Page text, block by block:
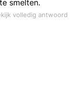
smelten.
volledig antwoord